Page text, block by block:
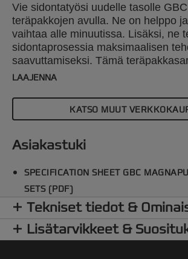
Vie sidontatyösi uudelle tasolle
teräpakkojen avulla. Ne on helppo
vaihtaa alle minuutissa. Lisäksi, ne
sidontaprosessia maksimaalisen
saavuttamiseksi. Tämä
yhteensopiva GBC Magnapunch Elite
valikoimaan lävistysvaihtoehtoja,
projektisi seuraavalle tasolle.
LAAJENNA
KATSO MUUT
Asiakastuki
SPECIFICATION SHEET GBC
SETS (PDF)
Tekniset tiedot &
Lisätarvikkeet &